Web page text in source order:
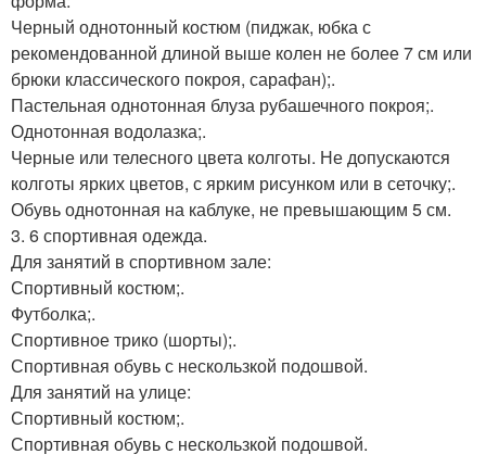
Черный однотонный костюм (пиджак, юбка с
рекомендованной длиной выше колен не более 7 см или
брюки классического покроя, сарафан);.
Пастельная однотонная блуза рубашечного покроя;.
Однотонная водолазка;.
Черные или телесного цвета колготы. Не допускаются
колготы ярких цветов, с ярким рисунком или в сеточку;.
Обувь однотонная на каблуке, не превышающим 5 см.
3. 6 спортивная одежда.
Для занятий в спортивном зале:
Спортивный костюм;.
Футболка;.
Спортивное трико (шорты);.
Спортивная обувь с нескользкой подошвой.
Для занятий на улице:
Спортивный костюм;.
Спортивная обувь с нескользкой подошвой.